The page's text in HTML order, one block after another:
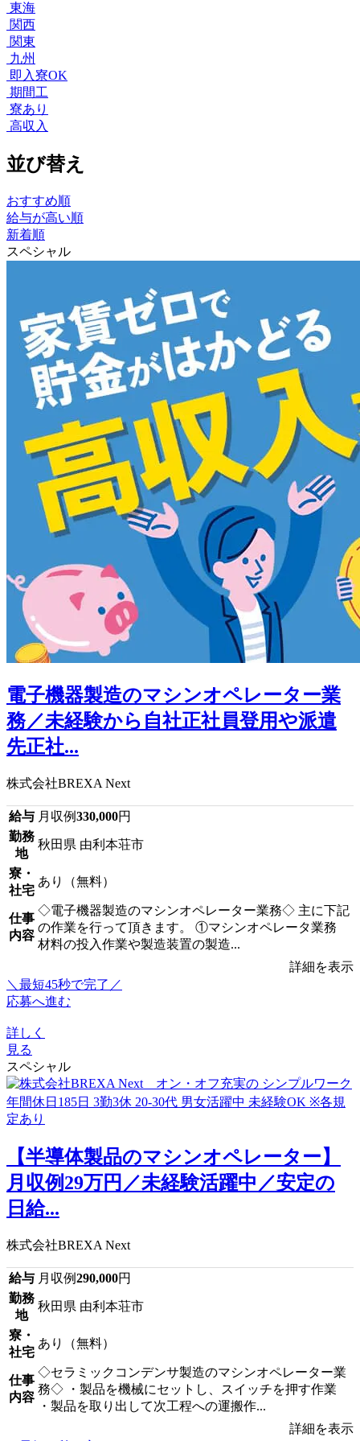
東海
関西
関東
九州
即入寮OK
期間工
寮あり
高収入
並び替え
おすすめ順
給与が高い順
新着順
スペシャル
電子機器製造のマシンオペレーター業
務／未経験から自社正社員登用や派遣
先正社...
株式会社BREXA Next
給与 月収例330,000円
勤務
地
秋田県 由利本荘市
寮・
社宅
あり（無料）
仕事
内容
◇電子機器製造のマシンオペレーター業務◇ 主に下記
の作業を行って頂きます。 ①マシンオペレータ業務
材料の投入作業や製造装置の製造...
詳細を表示
＼最短45秒で完了／
応募へ進む
詳しく
見る
スペシャル
【半導体製品のマシンオペレーター】
月収例29万円／未経験活躍中／安定の
日給...
株式会社BREXA Next
給与 月収例290,000円
勤務
地
秋田県 由利本荘市
寮・
社宅
あり（無料）
仕事
内容
◇セラミックコンデンサ製造のマシンオペレーター業
務◇ ・製品を機械にセットし、スイッチを押す作業
・製品を取り出して次工程への運搬作...
詳細を表示